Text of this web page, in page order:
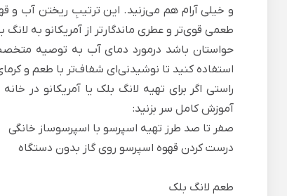
و خیلی آرام هم می‌زنید. این ترتیبِ ریختن آب و
طعمی قوی‌تر و عطری ماندگارتر از آمریکانو به
حواستان باشد درمورد دمای آب به توصیه
استفاده کنید تا نوشیدنی‌ای شفاف‌تر با طعم و
راستی اگر برای تهیه لانگ بلک یا آمریکانو در
آموزش کامل سر بزنید:
صفر تا صد طرز تهیه اسپرسو با اسپرسوساز خانگی
درست کردن قهوه اسپرسو روی گاز بدون دستگاه
طعم لانگ بلک